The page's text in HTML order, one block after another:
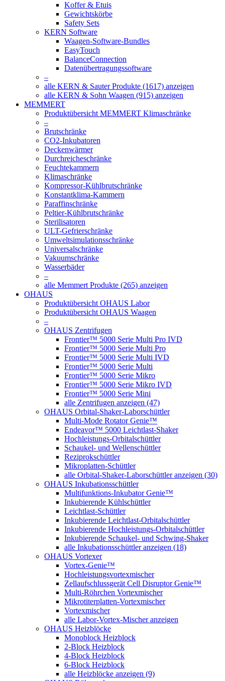
Koffer & Etuis
Gewichtskörbe
Safety Sets
KERN Software
Waagen-Software-Bundles
EasyTouch
BalanceConnection
Datenübertragungssoftware
–
alle KERN & Sauter Produkte (1617) anzeigen
alle KERN & Sohn Waagen (915) anzeigen
MEMMERT
Produktübersicht MEMMERT Klimaschränke
–
Brutschränke
CO2-Inkubatoren
Deckenwärmer
Durchreicheschränke
Feuchtekammern
Klimaschränke
Kompressor-Kühlbrutschränke
Konstantklima-Kammern
Paraffinschränke
Peltier-Kühlbrutschränke
Sterilisatoren
ULT-Gefrierschränke
Umweltsimulationsschränke
Universalschränke
Vakuumschränke
Wasserbäder
–
alle Memmert Produkte (265) anzeigen
OHAUS
Produktübersicht OHAUS Labor
Produktübersicht OHAUS Waagen
–
OHAUS Zentrifugen
Frontier™ 5000 Serie Multi Pro IVD
Frontier™ 5000 Serie Multi Pro
Frontier™ 5000 Serie Multi IVD
Frontier™ 5000 Serie Multi
Frontier™ 5000 Serie Mikro
Frontier™ 5000 Serie Mikro IVD
Frontier™ 5000 Serie Mini
alle Zentrifugen anzeigen (47)
OHAUS Orbital-Shaker-Laborschüttler
Multi-Mode Rotator Genie™
Endeavor™ 5000 Leichtlast-Shaker
Hochleistungs-Orbitalschüttler
Schaukel- und Wellenschüttler
Reziprokschüttler
Mikroplatten-Schüttler
alle Orbital-Shaker-Laborschüttler anzeigen (30)
OHAUS Inkubationsschüttler
Multifunktions-Inkubator Genie™
Inkubierende Kühlschüttler
Leichtlast-Schüttler
Inkubierende Leichtlast-Orbitalschüttler
Inkubierende Hochleistungs-Orbitalschüttler
Inkubierende Schaukel- und Schwing-Shaker
alle Inkubationsschüttler anzeigen (18)
OHAUS Vortexer
Vortex-Genie™
Hochleistungsvortexmischer
Zellaufschlussgerät Cell Disruptor Genie™
Multi-Röhrchen Vortexmischer
Mikrotiterplatten-Vortexmischer
Vortexmischer
alle Labor-Vortex-Mischer anzeigen
OHAUS Heizblöcke
Monoblock Heizblock
2-Block Heizblock
4-Block Heizblock
6-Block Heizblock
alle Heizblöcke anzeigen (9)